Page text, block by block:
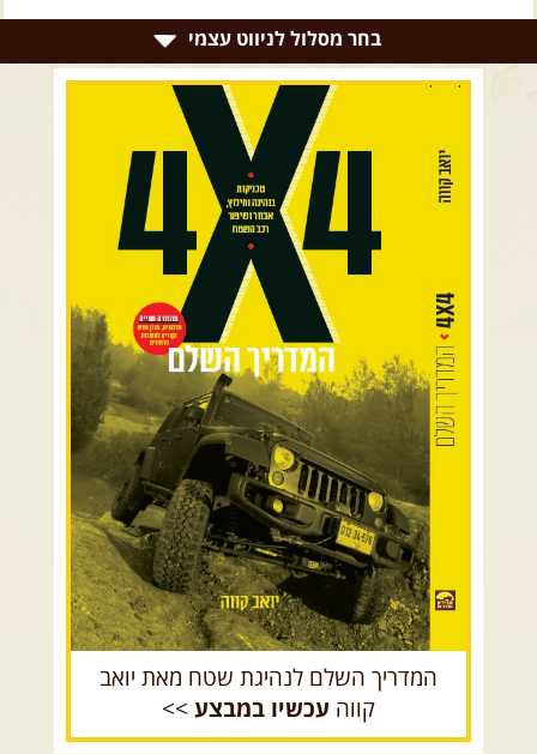
בחר מסלול לניווט עצמי
רמת הגולן וגליל עליון
כרמל ורמות מנשה
בקעת הירדן והשומרון
השרון ומישור החוף
הרי ירושלים והשפלה
מדבר יהודה וים המלח
צפון ומערב הנגב
הר הנגב והערבה
רכב שטח רך רכב שטח קשוח
המדריך השלם לנהיגת שטח מאת יואב
קווה עכשיו במבצע >>